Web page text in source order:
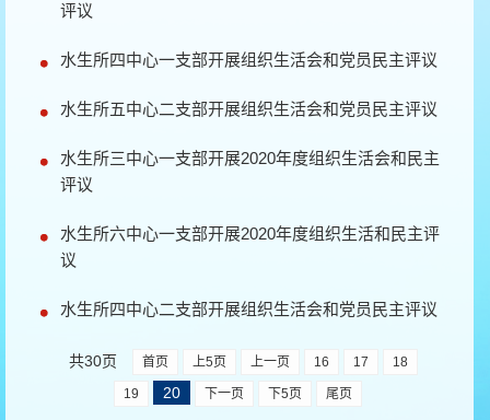
评议
水生所四中心一支部开展组织生活会和党员民主评议
水生所五中心二支部开展组织生活会和党员民主评议
水生所三中心一支部开展2020年度组织生活会和民主
评议
水生所六中心一支部开展2020年度组织生活和民主评
议
水生所四中心二支部开展组织生活会和党员民主评议
共30页 首页 上5页 上一页 16 17 18
19 20 下一页 下5页 尾页